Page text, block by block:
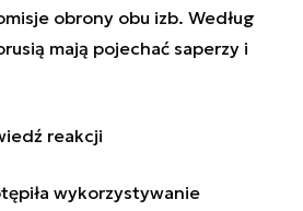
obrony obu izb. Według
mają pojechać saperzy i
reakcji
wykorzystywanie